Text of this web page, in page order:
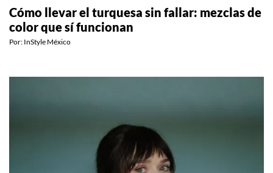
Cómo llevar el turquesa sin fallar: mezclas de
color que sí funcionan
Por: InStyle México